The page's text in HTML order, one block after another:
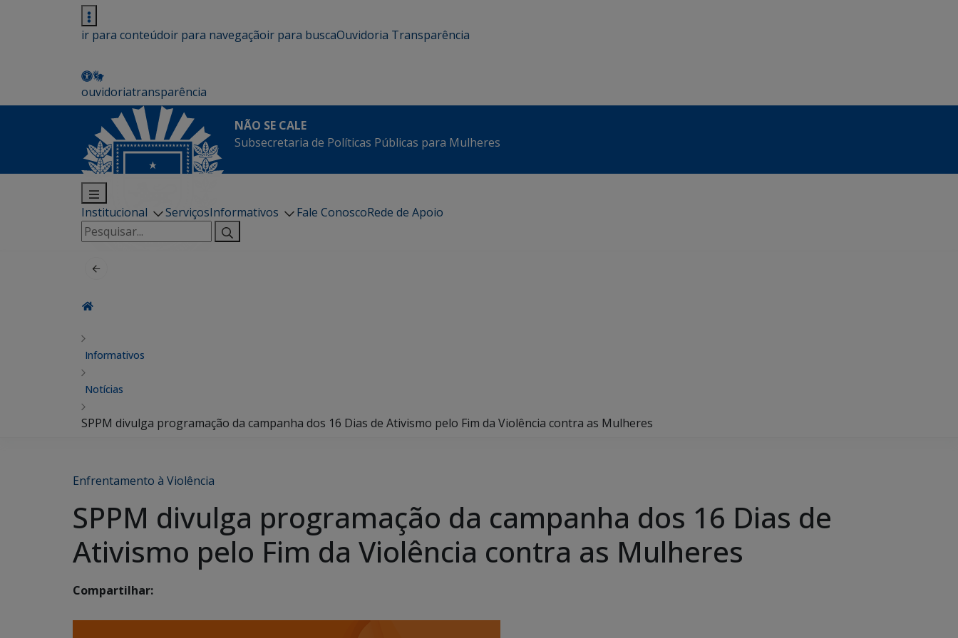
ir para conteúdoir para navegaçãoir para buscaOuvidoria Transparência
ouvidoriatransparência
NÃO SE CALE
Subsecretaria de Políticas Públicas para Mulheres
Institucional ServiçosInformativos Fale ConoscoRede de Apoio
Pesquisar
por:
Informativos
Notícias
SPPM divulga programação da campanha dos 16 Dias de Ativismo pelo Fim da Violência contra as Mulheres
Enfrentamento à Violência
SPPM divulga programação da campanha dos 16 Dias de
Ativismo pelo Fim da Violência contra as Mulheres
Compartilhar: